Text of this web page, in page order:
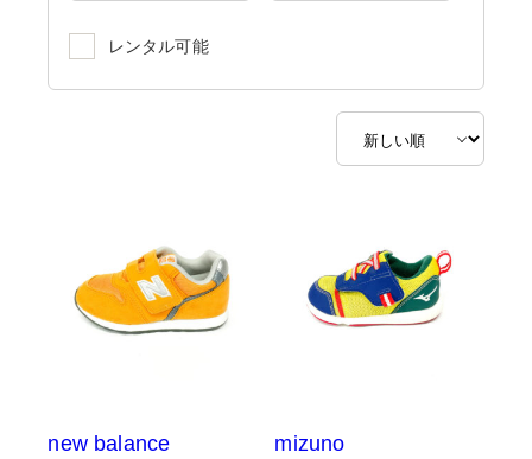
レンタル可能
new balance
mizuno